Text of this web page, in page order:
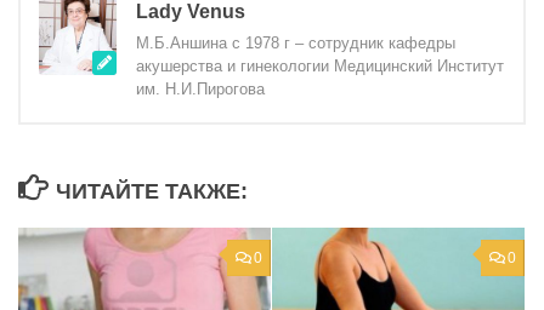
Lady Venus
М.Б.Аншина с 1978 г – сотрудник кафедры
акушерства и гинекологии Медицинский Институт
им. Н.И.Пирогова
ЧИТАЙТЕ ТАКЖЕ:
0 0